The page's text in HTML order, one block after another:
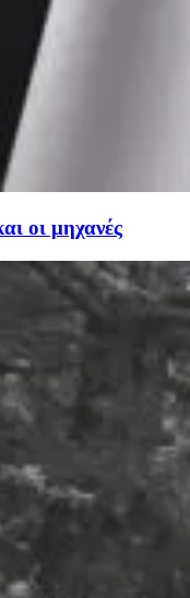
οι μηχανές